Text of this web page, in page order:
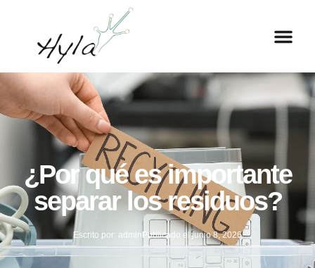
¿Por qué es importante
separar los residuos?
Escrito por: admin Publicado el junio 8, 2026